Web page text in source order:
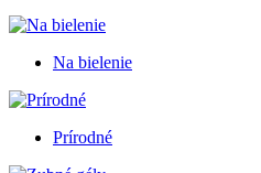
Na bielenie
Prírodné